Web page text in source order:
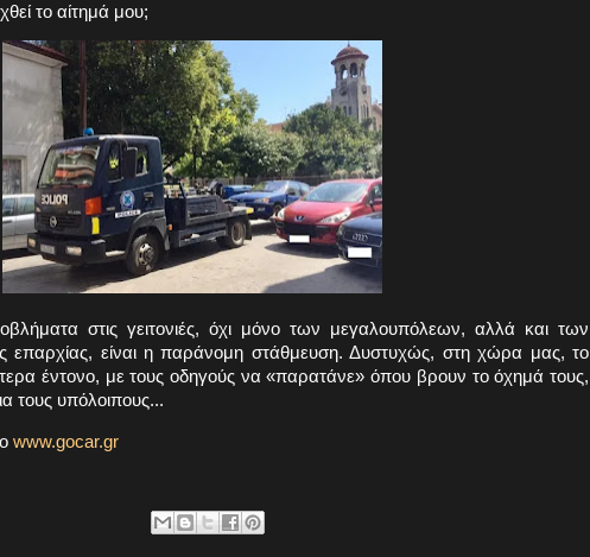
το αίτημά μου;
στις γειτονιές, όχι μόνο των μεγαλουπόλεων, αλλά και των
επαρχίας, είναι η παράνομη στάθμευση. Δυστυχώς, στη χώρα μας, το
έντονο, με τους οδηγούς να «παρατάνε» όπου βρουν το όχημά τους,
τους υπόλοιπους...
www.gocar.gr